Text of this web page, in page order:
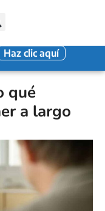
Haz clic aquí
qué
a largo